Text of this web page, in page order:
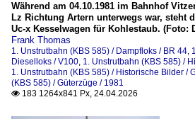
Während am 04.10.1981 im Bahnhof
Lz Richtung Artern unterwegs war, steht
Uc-x Kesselwagen für Kohlestaub. (Foto:
Frank Thomas
1. Unstrutbahn (KBS 585) / Dampfloks / BR 44,
Dieselloks / V100, 1. Unstrutbahn (KBS 585) /
1. Unstrutbahn (KBS 585) / Historische Bilder /
(KBS 585) / Güterzüge / 1981
 183 1264x841 Px, 24.04.2026